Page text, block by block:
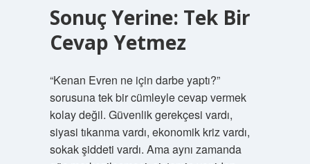
Sonuç Yerine: Tek Bir
Cevap Yetmez
“Kenan Evren ne için darbe yaptı?”
sorusuna tek bir cümleyle cevap vermek
kolay değil. Güvenlik gerekçesi vardı,
siyasi tıkanma vardı, ekonomik kriz vardı,
sokak şiddeti vardı. Ama aynı zamanda